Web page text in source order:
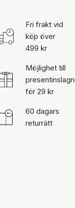
Fri frakt vid
köp över
499 kr
Möjlighet till
för 29 kr
60 dagars
returrätt